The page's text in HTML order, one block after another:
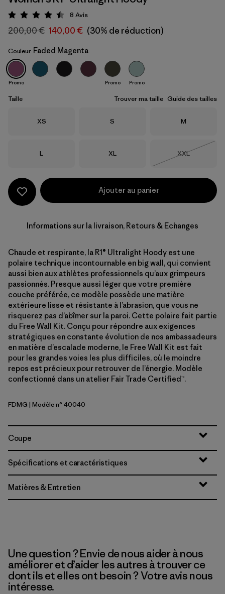
Faded Magenta
Évaluation: 4.5 / 5
8 Avis
200,00 € 140,00 € (30% de réduction)
Couleur Faded Magenta
Promo Promo Promo
Taille Trouver ma taille Guide des tailles
Taille
XS Taille
S Taille
M
Taille
L Taille
XL Taille
XXL
Ajouter au panier
Informations sur la livraison, Retours & Echanges
Chaude et respirante, la R1® Ultralight Hoody est une
polaire technique incontournable en big wall, qui convient
aussi bien aux athlètes professionnels qu’aux grimpeurs
passionnés. Presque aussi léger que votre première
couche préférée, ce modèle possède une matière
extérieure lisse et résistante à l’abrasion, que vous ne
risquerez pas d’abîmer sur la paroi. Cette polaire fait partie
du Free Wall Kit. Conçu pour répondre aux exigences
stratégiques en constante évolution de nos ambassadeurs
en matière d’escalade moderne, le Free Wall Kit est fait
pour les grandes voies les plus difficiles, où le moindre
repos est précieux pour retrouver de l’énergie. Modèle
confectionné dans un atelier Fair Trade Certified™.
Faded Magenta
FDMG | Modèle n° 40040
Coupe
Spécifications et caractéristiques
Matières & Entretien
Une question ? Envie de nous aider à nous
améliorer et d’aider les autres à trouver ce
dont ils et elles ont besoin ? Votre avis nous
intéresse.